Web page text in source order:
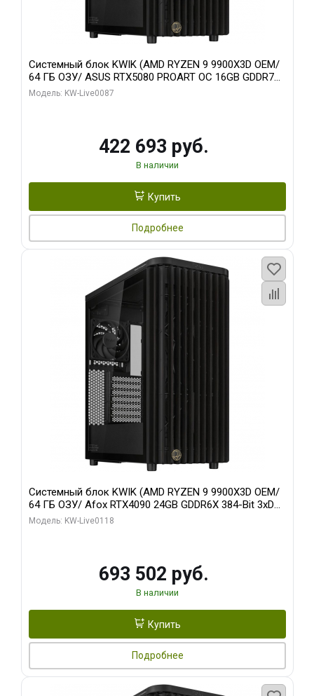
Системный блок KWIK (AMD RYZEN 9 9900X3D OEM/
64 ГБ ОЗУ/ ASUS RTX5080 PROART OC 16GB GDDR7
256bit Type-C DP 2/ 1 ТБ SSD)
Модель: KW-Live0087
422 693 руб.
В наличии
Купить
Подробнее
Системный блок KWIK (AMD RYZEN 9 9900X3D OEM/
64 ГБ ОЗУ/ Afox RTX4090 24GB GDDR6X 384-Bit 3xDP
HDMI ATX Turbo/ 960 ГБ SSD)
Модель: KW-Live0118
693 502 руб.
В наличии
Купить
Подробнее